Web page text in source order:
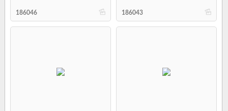
b
186046 b
186043